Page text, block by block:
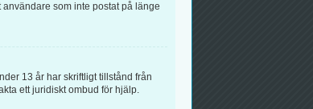
som inte postat på länge
13 år har skriftligt tillstånd från
ett juridiskt ombud för hjälp.